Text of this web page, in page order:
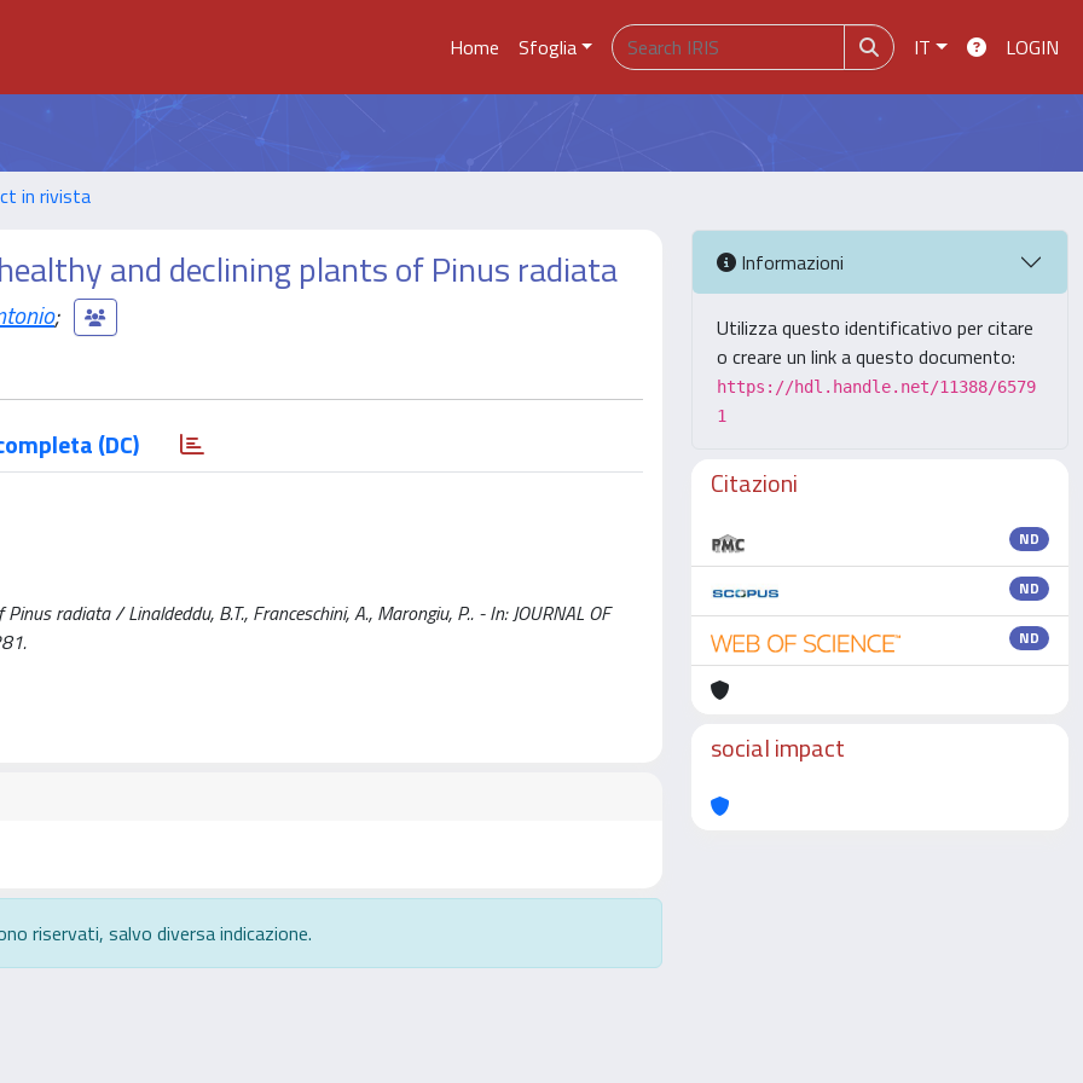
Home Sfoglia IT LOGIN
in rivista
and declining plants of Pinus radiata
;
(DC)
radiata / Linaldeddu, B.T., Franceschini, A., Marongiu, P.. - In: JOURNAL OF
riservati, salvo diversa indicazione.
Informazioni
Utilizza questo identificativo per citare
o creare un link a questo documento:
https://hdl.handle.net/11388/6579
1
Citazioni
ND
ND
ND
social impact